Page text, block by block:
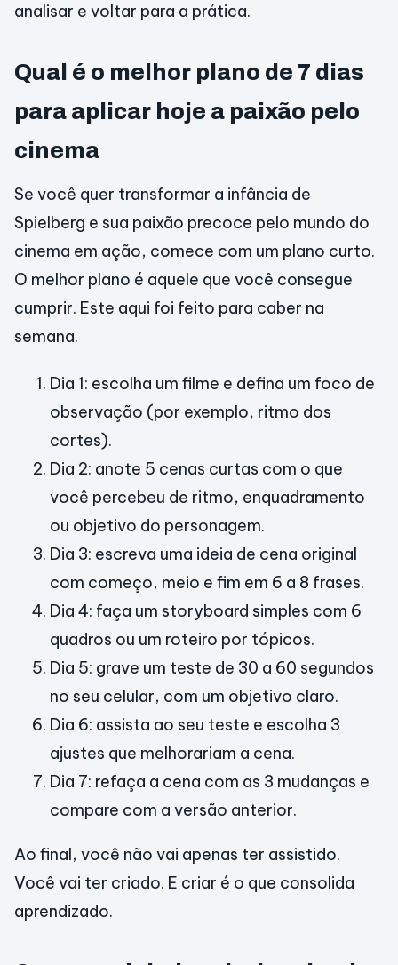
analisar e voltar para a prática.
Qual é o melhor plano de 7 dias
para aplicar hoje a paixão pelo
cinema
Se você quer transformar a infância de
Spielberg e sua paixão precoce pelo mundo do
cinema em ação, comece com um plano curto.
O melhor plano é aquele que você consegue
cumprir. Este aqui foi feito para caber na
semana.
Dia 1: escolha um filme e defina um foco de
observação (por exemplo, ritmo dos
cortes).
Dia 2: anote 5 cenas curtas com o que
você percebeu de ritmo, enquadramento
ou objetivo do personagem.
Dia 3: escreva uma ideia de cena original
com começo, meio e fim em 6 a 8 frases.
Dia 4: faça um storyboard simples com 6
quadros ou um roteiro por tópicos.
Dia 5: grave um teste de 30 a 60 segundos
no seu celular, com um objetivo claro.
Dia 6: assista ao seu teste e escolha 3
ajustes que melhorariam a cena.
Dia 7: refaça a cena com as 3 mudanças e
compare com a versão anterior.
Ao final, você não vai apenas ter assistido.
Você vai ter criado. E criar é o que consolida
aprendizado.